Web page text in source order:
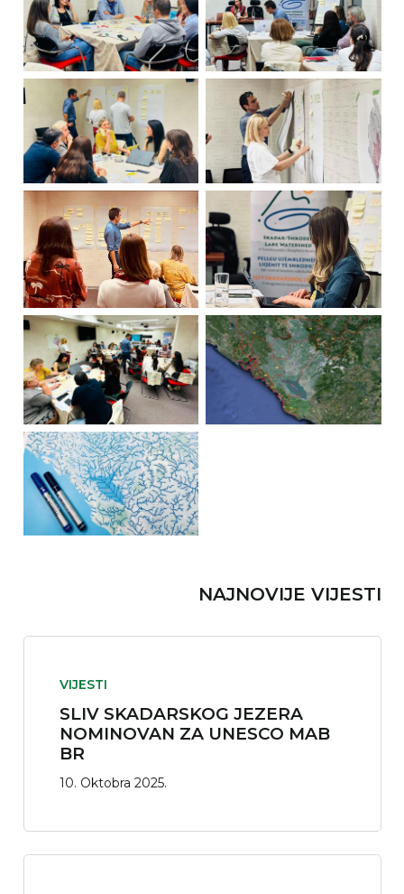
NAJNOVIJE VIJESTI
VIJESTI
SLIV SKADARSKOG JEZERA
NOMINOVAN ZA UNESCO MAB
BR
10. Oktobra 2025.